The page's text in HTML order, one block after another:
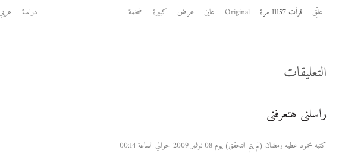
دراسة علِّق قرأت 11157 مرة Original عاين عرض كبيرة ضخمة
التعليقات
راسلنى هتعرفنى
كتبه محمود عطيه رمضان (لم يتم التحقق) يوم 08 نوفمبر 2009 حوالي الساعة 00:14